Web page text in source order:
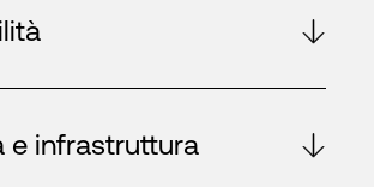
e infrastruttura